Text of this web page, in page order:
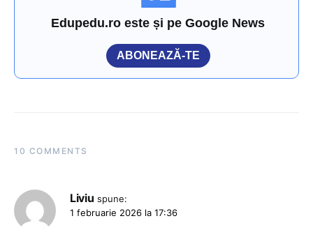
Edupedu.ro este și pe Google News
ABONEAZĂ-TE
10 COMMENTS
Liviu spune:
1 februarie 2026 la 17:36